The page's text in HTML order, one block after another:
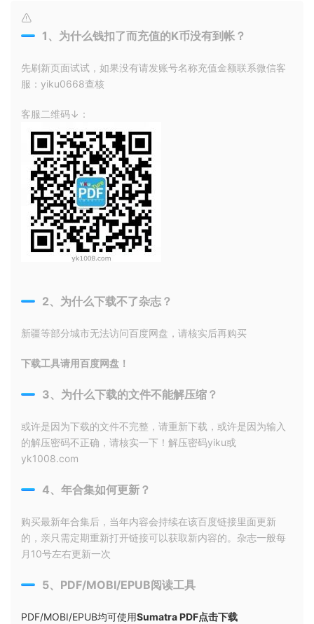
1、为什么钱扣了而充值的K币没有到帐？
先刷新页面试试，如果没有请发账号名称充值金额联系微信客
服：yiku0668查核
客服二维码↓：
2、为什么下载不了杂志？
新疆等部分城市无法访问百度网盘，请核实后再购买
下载工具请用百度网盘！
3、为什么下载的文件不能解压缩？
或许是因为下载的文件不完整，请重新下载，或许是因为输入
的解压密码不正确，请核实一下！解压密码yiku或
yk1008.com
4、年合集如何更新？
购买最新年合集后，当年内容会持续在该百度链接里面更新
的，亲只需定期重新打开链接可以获取新内容的。杂志一般每
月10号左右更新一次
5、PDF/MOBI/EPUB阅读工具
PDF/MOBI/EPUB均可使用Sumatra PDF点击下载